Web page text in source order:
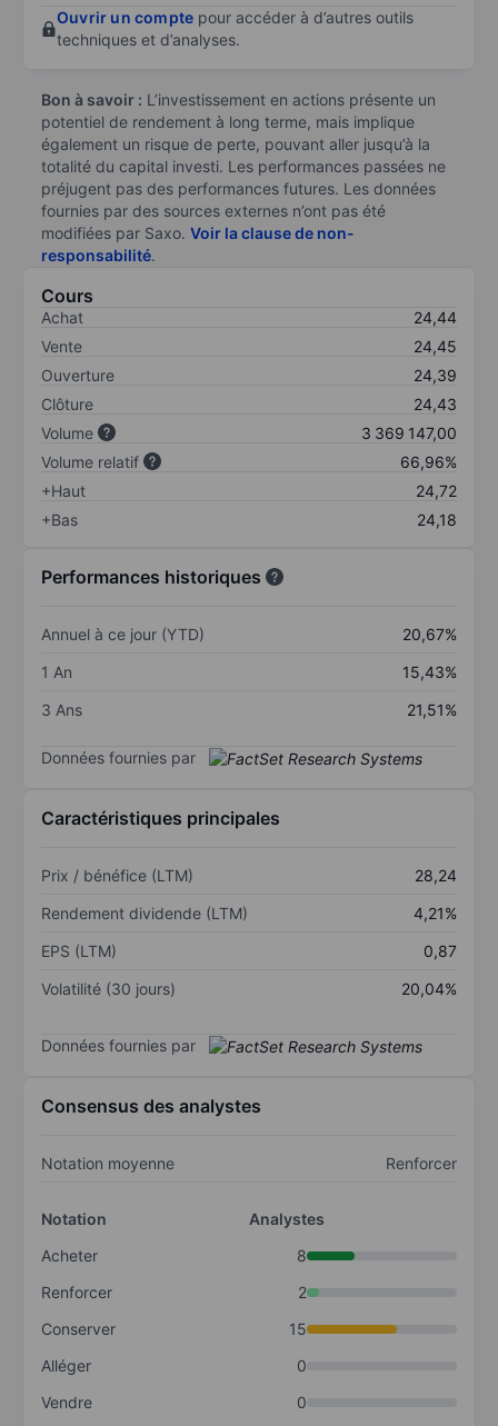
Ouvrir un compte pour accéder à d’autres outils
techniques et d’analyses.
Bon à savoir : L’investissement en actions présente un
potentiel de rendement à long terme, mais implique
également un risque de perte, pouvant aller jusqu’à la
totalité du capital investi. Les performances passées ne
préjugent pas des performances futures. Les données
fournies par des sources externes n’ont pas été
modifiées par Saxo. Voir la clause de non-
responsabilité.
Cours
Achat
24,44
Vente
24,45
Ouverture
24,39
Clôture
24,43
Volume
3 369 147,00
Volume relatif
66,96%
+Haut
24,72
+Bas
24,18
Performances historiques
Annuel à ce jour (YTD)
20,67%
1 An
15,43%
3 Ans
21,51%
Données fournies par
Caractéristiques principales
Prix / bénéfice (LTM)
28,24
Rendement dividende (LTM)
4,21%
EPS (LTM)
0,87
Volatilité (30 jours)
20,04%
Données fournies par
Consensus des analystes
Notation moyenne Renforcer
Notation
Analystes
Acheter
8
Renforcer
2
Conserver
15
Alléger
0
Vendre
0